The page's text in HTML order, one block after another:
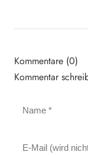
Kommentare (0)
Kommentar